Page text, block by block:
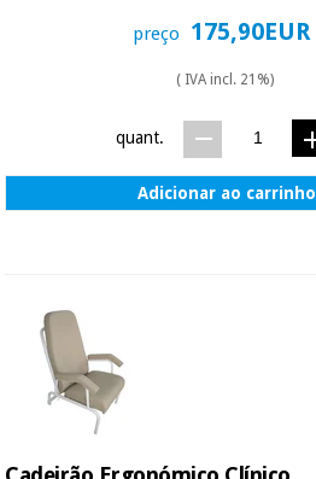
preço 175,90EUR
( IVA incl. 21%)
quant.
Adicionar ao carrinho